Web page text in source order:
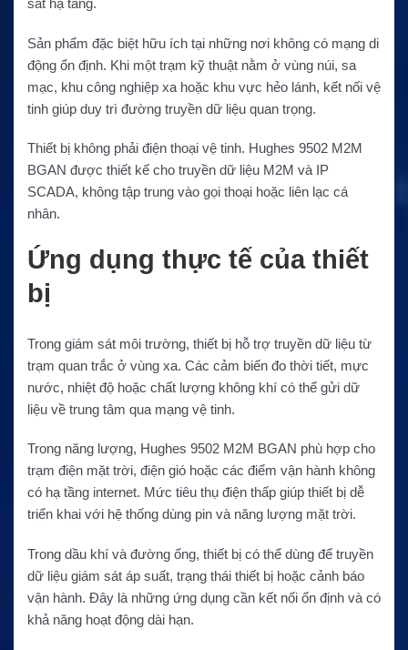
sát hạ tầng.
Sản phẩm đặc biệt hữu ích tại những nơi không có mạng di
động ổn định. Khi một trạm kỹ thuật nằm ở vùng núi, sa
mạc, khu công nghiệp xa hoặc khu vực hẻo lánh, kết nối vệ
tinh giúp duy trì đường truyền dữ liệu quan trọng.
Thiết bị không phải điện thoại vệ tinh. Hughes 9502 M2M
BGAN được thiết kế cho truyền dữ liệu M2M và IP
SCADA, không tập trung vào gọi thoại hoặc liên lạc cá
nhân.
Ứng dụng thực tế của thiết
bị
Trong giám sát môi trường, thiết bị hỗ trợ truyền dữ liệu từ
trạm quan trắc ở vùng xa. Các cảm biến đo thời tiết, mực
nước, nhiệt độ hoặc chất lượng không khí có thể gửi dữ
liệu về trung tâm qua mạng vệ tinh.
Trong năng lượng, Hughes 9502 M2M BGAN phù hợp cho
trạm điện mặt trời, điện gió hoặc các điểm vận hành không
có hạ tầng internet. Mức tiêu thụ điện thấp giúp thiết bị dễ
triển khai với hệ thống dùng pin và năng lượng mặt trời.
Trong dầu khí và đường ống, thiết bị có thể dùng để truyền
dữ liệu giám sát áp suất, trạng thái thiết bị hoặc cảnh báo
vận hành. Đây là những ứng dụng cần kết nối ổn định và có
khả năng hoạt động dài hạn.